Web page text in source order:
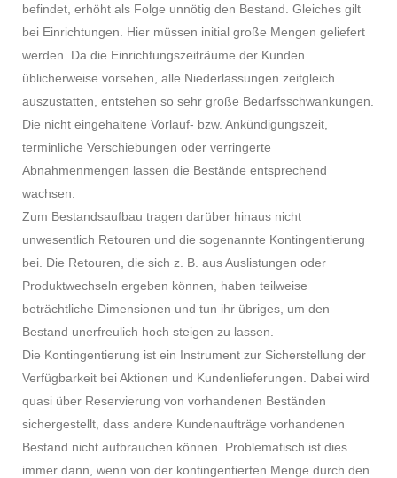
befindet, erhöht als Folge unnötig den Bestand. Gleiches gilt
bei Einrichtungen. Hier müssen initial große Mengen geliefert
werden. Da die Einrichtungszeiträume der Kunden
üblicherweise vorsehen, alle Niederlassungen zeitgleich
auszustatten, entstehen so sehr große Bedarfsschwankungen.
Die nicht eingehaltene Vorlauf- bzw. Ankündigungszeit,
terminliche Verschiebungen oder verringerte
Abnahmenmengen lassen die Bestände entsprechend
wachsen.
Zum Bestandsaufbau tragen darüber hinaus nicht
unwesentlich Retouren und die sogenannte Kontingentierung
bei. Die Retouren, die sich z. B. aus Auslistungen oder
Produktwechseln ergeben können, haben teilweise
beträchtliche Dimensionen und tun ihr übriges, um den
Bestand unerfreulich hoch steigen zu lassen.
Die Kontingentierung ist ein Instrument zur Sicherstellung der
Verfügbarkeit bei Aktionen und Kundenlieferungen. Dabei wird
quasi über Reservierung von vorhandenen Beständen
sichergestellt, dass andere Kundenaufträge vorhandenen
Bestand nicht aufbrauchen können. Problematisch ist dies
immer dann, wenn von der kontingentierten Menge durch den